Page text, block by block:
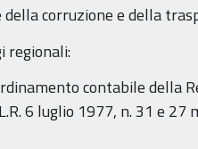
corruzione e della
regionali:
contabile della
6 luglio 1977, n. 31 e 27